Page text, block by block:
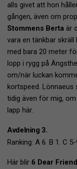
alls givet att hon
gången, även om
Stommens Berta är
vara en tänkbar
med bara 20 meter
lopp i rygg på
om/när luckan
kortspeed.
tidig även för mig,
lapp här.
Avdelning 3.
Ranking: A 6. B 1. C
Här blir 6 Dear Friend